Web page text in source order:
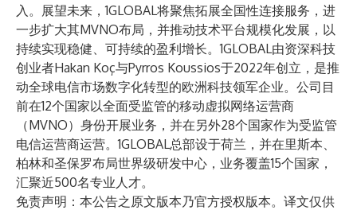
入。展望未来，1GLOBAL将聚焦拓展全国性连接服务，进
一步扩大其MVNO布局，并推动技术平台规模化发展，以
持续实现稳健、可持续的盈利增长。1GLOBAL由资深科技
创业者Hakan Koç与Pyrros Koussios于2022年创立，是推
动全球电信市场数字化转型的欧洲科技领军企业。公司目
前在12个国家以全面受监管的移动虚拟网络运营商
（MVNO）身份开展业务，并在另外28个国家作为受监管
电信运营商运营。1GLOBAL总部设于荷兰，并在里斯本、
柏林和圣保罗布局世界级研发中心，业务覆盖15个国家，
汇聚近500名专业人才。
免责声明：本公告之原文版本乃官方授权版本。译文仅供